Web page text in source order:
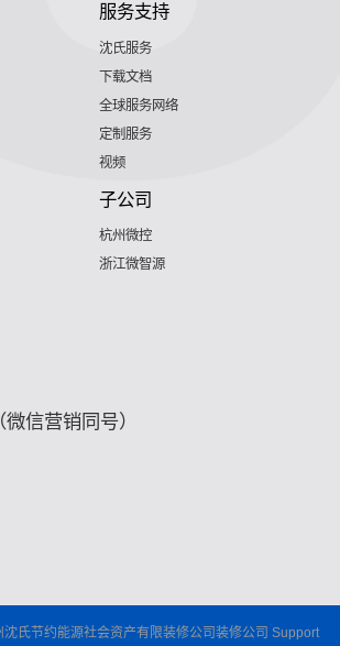
服务支持
沈氏服务
下载文档
全球服务网络
定制服务
视频
子公司
杭州微控
浙江微智源
信营销同号）
氏节约能源社会资产有限装修公司装修公司 Support